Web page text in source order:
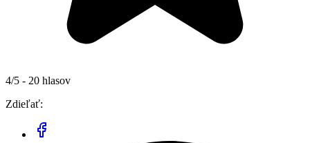
4/5 - 20 hlasov
Zdieľať: